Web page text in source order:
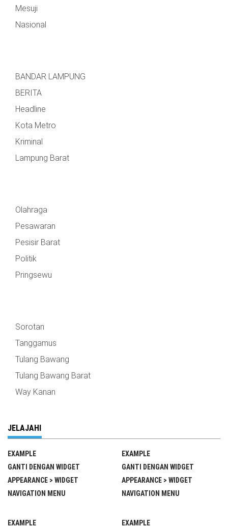
Mesuji
Nasional
BANDAR LAMPUNG
BERITA
Headline
Kota Metro
Kriminal
Lampung Barat
Olahraga
Pesawaran
Pesisir Barat
Politik
Pringsewu
Sorotan
Tanggamus
Tulang Bawang
Tulang Bawang Barat
Way Kanan
JELAJAHI
EXAMPLE
GANTI DENGAN WIDGET
APPEARANCE > WIDGET
NAVIGATION MENU
EXAMPLE
GANTI DENGAN WIDGET
APPEARANCE > WIDGET
NAVIGATION MENU
EXAMPLE EXAMPLE